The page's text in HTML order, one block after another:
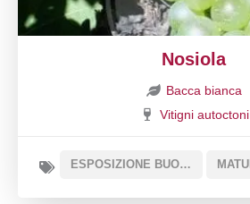
Nosiola
Bacca bianca
Vitigni autoctoni
ESPOSIZIONE BUONA